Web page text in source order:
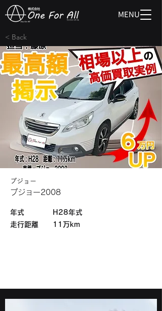
MENU
< Back
プジョー
プジョー2008
​年式
H28年式
​走行距離
11万km